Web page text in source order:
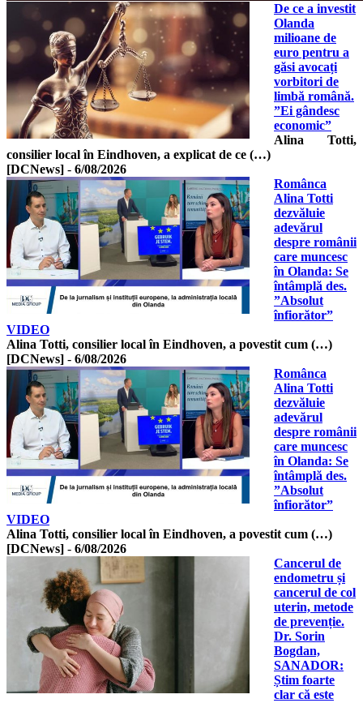
De ce a investit
Olanda
milioane de
euro pentru a
găsi avocați
vorbitori de
limbă română.
”Ei gândesc
economic”
Alina Totti,
consilier local în Eindhoven, a explicat de ce (…)
[DCNews] - 6/08/2026
Românca
Alina Totti
dezvăluie
adevărul
despre românii
care muncesc
în Olanda: Se
întâmplă des.
”Absolut
înfiorător”
VIDEO
Alina Totti, consilier local în Eindhoven, a povestit cum (…)
[DCNews] - 6/08/2026
Românca
Alina Totti
dezvăluie
adevărul
despre românii
care muncesc
în Olanda: Se
întâmplă des.
”Absolut
înfiorător”
VIDEO
Alina Totti, consilier local în Eindhoven, a povestit cum (…)
[DCNews] - 6/08/2026
Cancerul de
endometru și
cancerul de col
uterin, metode
de prevenție.
Dr. Sorin
Bogdan,
SANADOR:
Știm foarte
clar că este